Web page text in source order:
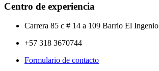
Centro de experiencia
Carrera 85 c # 14 a 109 Barrio El Ingenio
+57 318 3670744
Formulario de contacto